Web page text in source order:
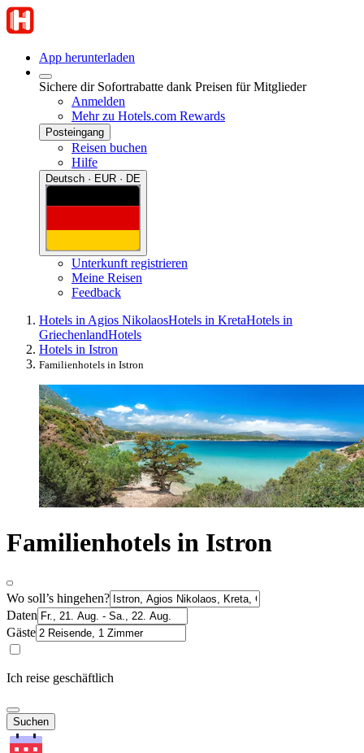
App herunterladen
Sichere dir Sofortrabatte dank Preisen für Mitglieder
Anmelden
Mehr zu Hotels.com Rewards
Posteingang
Reisen buchen
Hilfe
Deutsch · EUR · DE
Unterkunft registrieren
Meine Reisen
Feedback
Hotels in Agios NikolaosHotels in KretaHotels in
GriechenlandHotels
Hotels in Istron
Familienhotels in Istron
Familienhotels in Istron
Wo soll’s hingehen?
Daten
Gäste
Ich reise geschäftlich
Suchen